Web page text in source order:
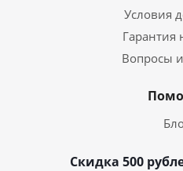
Условия
Гарантия
Вопросы
Скидка 500